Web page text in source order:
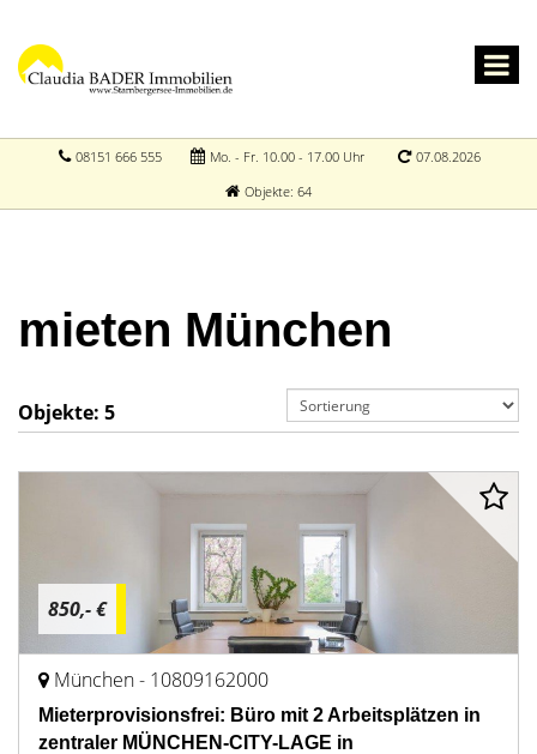
08151 666 555 Mo. - Fr. 10.00 - 17.00 Uhr
07.08.2026
Objekte: 64
mieten München
Objekte: 5
850,- €
München - 10809162000
Mieterprovisionsfrei: Büro mit 2 Arbeitsplätzen in
zentraler MÜNCHEN-CITY-LAGE in